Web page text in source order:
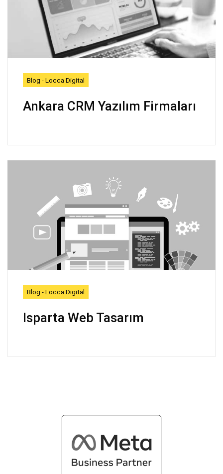
Blog - Locca Digital
Ankara CRM Yazılım Firmaları
Blog - Locca Digital
Isparta Web Tasarım